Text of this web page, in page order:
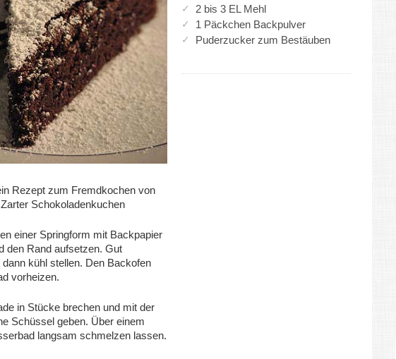
2 bis 3 EL Mehl
1 Päckchen Backpulver
Puderzucker zum Bestäuben
Rezept zum Fremdkochen von
Schokoladenkuchen
einer Springform mit Backpapier
den Rand aufsetzen. Gut
kühl stellen. Den Backofen
vorheizen.
in Stücke brechen und mit der
Schüssel geben. Über einem
langsam schmelzen lassen.